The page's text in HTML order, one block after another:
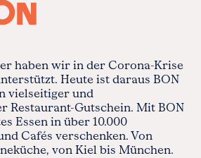
haben wir in der Corona-Krise
Heute ist daraus BON
vielseitiger und
Restaurant-Gutschein. Mit BON
Essen in über 10.000
Cafés verschenken. Von
von Kiel bis München.